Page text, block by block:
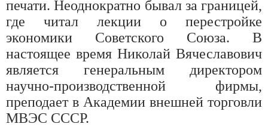
печати. Неоднократно бывал за границей,
где читал лекции о перестройке
экономики Советского Союза. В
настоящее время Николай Вячеславович
является генеральным директором
научно-производственной фирмы,
преподает в Академии внешней торговли
МВЭС СССР.